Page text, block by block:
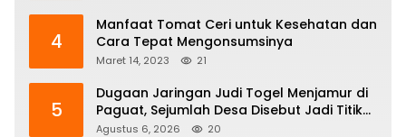
4
Manfaat Tomat Ceri untuk Kesehatan dan
Cara Tepat Mengonsumsinya
Maret 14, 2023 21
5
Dugaan Jaringan Judi Togel Menjamur di
Paguat, Sejumlah Desa Disebut Jadi Titik
Operasi
Agustus 6, 2026 20